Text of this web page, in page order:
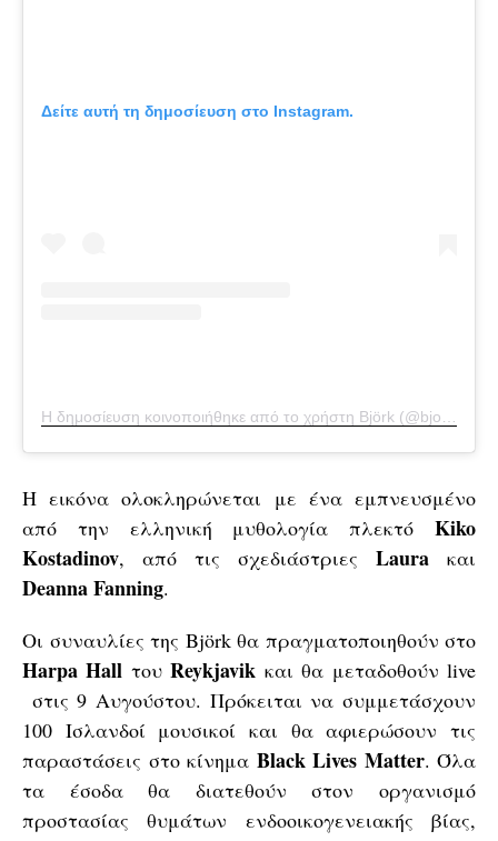
Δείτε αυτή τη δημοσίευση στο Instagram.
Η εικόνα ολοκληρώνεται με ένα εμπνευσμένο
από την ελληνική μυθολογία πλεκτό Kiko
Kostadinov, από τις σχεδιάστριες Laura και
Deanna Fanning.
Οι συναυλίες της Björk θα πραγματοποιηθούν στο
Harpa Hall τουReykjavik και θα μεταδοθούν live
στις 9 Αυγούστου. Πρόκειται να συμμετάσχουν
100 Ισλανδοί μουσικοί και θα αφιερώσουν τις
παραστάσεις στο κίνημα Black Lives Matter. Όλα
τα έσοδα θα διατεθούν στον οργανισμό
προστασίας θυμάτων ενδοοικογενειακής βίας,